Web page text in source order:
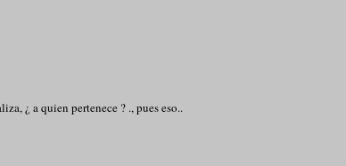
¿ a quien pertenece ? ., pues eso..